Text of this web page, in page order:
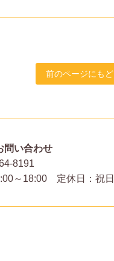
前のページにもど
問い合わせ
8191
～18:00 定休日：祝日